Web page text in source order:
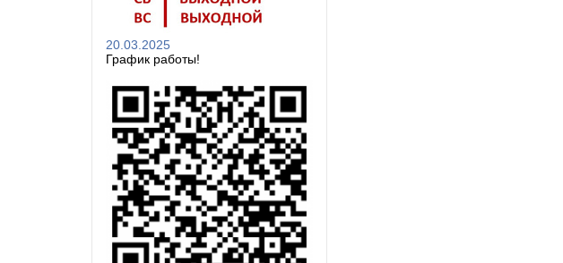
20.03.2025
График работы!